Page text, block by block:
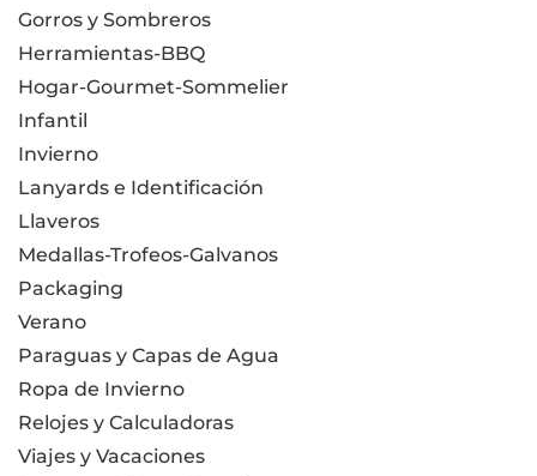
Gorros y Sombreros
Herramientas-BBQ
Hogar-Gourmet-Sommelier
Infantil
Invierno
Lanyards e Identificación
Llaveros
Medallas-Trofeos-Galvanos
Packaging
Verano
Paraguas y Capas de Agua
Ropa de Invierno
Relojes y Calculadoras
Viajes y Vacaciones